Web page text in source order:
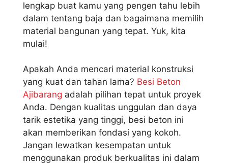
lengkap buat kamu yang pengen tahu lebih
dalam tentang baja dan bagaimana memilih
material bangunan yang tepat. Yuk, kita
mulai!
Apakah Anda mencari material konstruksi
yang kuat dan tahan lama? Besi Beton
Ajibarang adalah pilihan tepat untuk proyek
Anda. Dengan kualitas unggulan dan daya
tarik estetika yang tinggi, besi beton ini
akan memberikan fondasi yang kokoh.
Jangan lewatkan kesempatan untuk
menggunakan produk berkualitas ini dalam